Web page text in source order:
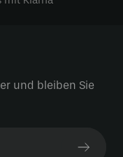
und bleiben Sie